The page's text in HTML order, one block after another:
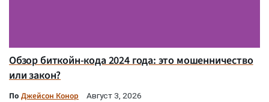
Обзор биткойн-кода 2024 года: это мошенничество
или закон?
По Джейсон Конор Август 3, 2026